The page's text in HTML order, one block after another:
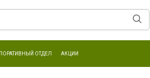
ОТДЕЛ АКЦИИ